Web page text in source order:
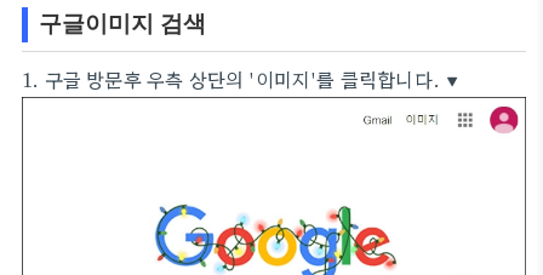
구글이미지 검색
1. 구글 방문후 우측 상단의 '이미지'를 클릭합니다. ▼